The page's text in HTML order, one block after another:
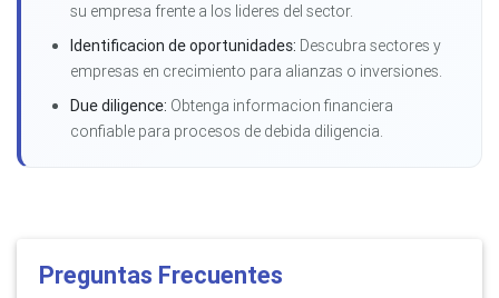
su empresa frente a los lideres del sector.
Identificacion de oportunidades: Descubra sectores y
empresas en crecimiento para alianzas o inversiones.
Due diligence: Obtenga informacion financiera
confiable para procesos de debida diligencia.
Preguntas Frecuentes